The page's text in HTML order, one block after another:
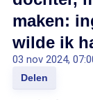
maken:
wilde ik
03 nov 2024,
Delen